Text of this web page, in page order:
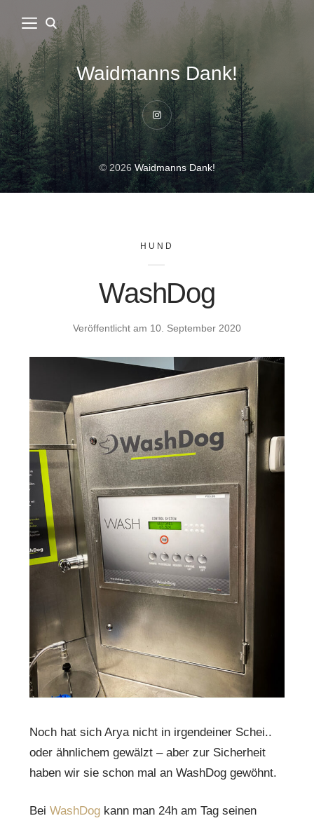
Waidmanns Dank!
Instagram
© 2026Waidmanns Dank!
HUND
WashDog
Veröffentlicht am 10. September 2020
Noch hat sich Arya nicht in irgendeiner Schei..
oder ähnlichem gewälzt – aber zur Sicherheit
haben wir sie schon mal an WashDog gewöhnt.
Bei WashDog kann man 24h am Tag seinen